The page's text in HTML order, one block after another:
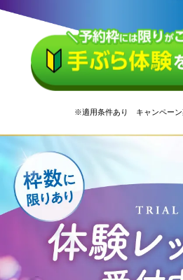
※適用条件あり キャンペーン